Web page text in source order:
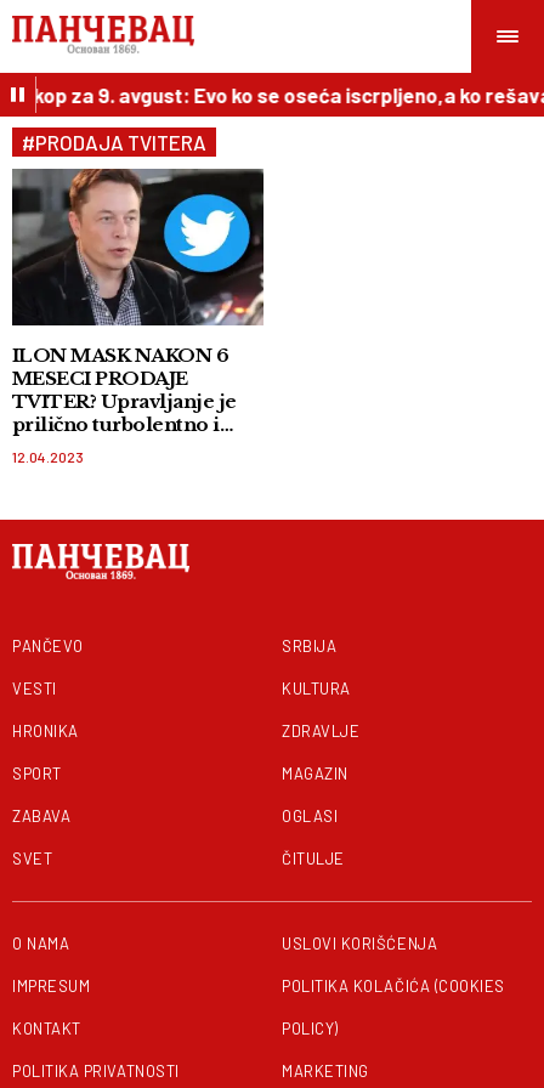
za 9. avgust: Evo ko se oseća iscrpljeno,a ko
#PRODAJA TVITERA
ILON MASK NAKON 6
MESECI PRODAJE
TVITER? Upravljanje je
prilično turbolentno i
12.04.2023
PANČEVO
VESTI
HRONIKA
SPORT
ZABAVA
SVET
SRBIJA
KULTURA
ZDRAVLJE
MAGAZIN
OGLASI
ČITULJE
O NAMA
IMPRESUM
KONTAKT
POLITIKA PRIVATNOSTI
USLOVI KORIŠĆENJA
POLITIKA KOLAČIĆA (COOKIES
POLICY)
MARKETING